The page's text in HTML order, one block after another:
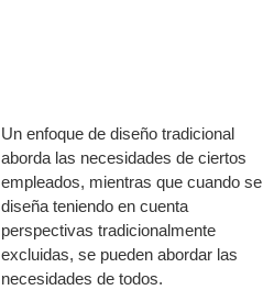
Un enfoque de diseño tradicional
aborda las necesidades de ciertos
empleados, mientras que cuando se
diseña teniendo en cuenta
perspectivas tradicionalmente
excluidas, se pueden abordar las
necesidades de todos.